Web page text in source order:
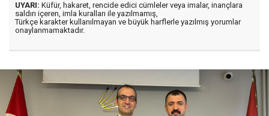
UYARI: Küfür, hakaret, rencide edici cümleler veya imalar, inançlara
saldırı içeren, imla kuralları ile yazılmamış,
Türkçe karakter kullanılmayan ve büyük harflerle yazılmış yorumlar
onaylanmamaktadır.